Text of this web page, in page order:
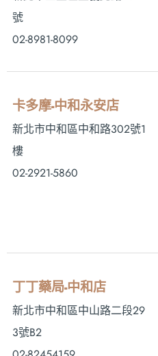
號
02-8981-8099
卡多摩-中和永安店
新北市中和區中和路302號1
樓
02-2921-5860
丁丁藥局-中和店
新北市中和區中山路二段29
3號B2